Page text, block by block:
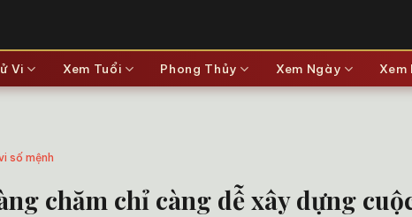
Vi Xem Tuổi Phong Thủy Xem Ngày Xem
số mệnh
chăm chỉ càng dễ xây dựng